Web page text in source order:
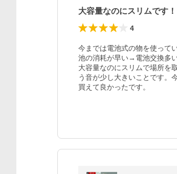
大容量なのにスリムです！
4
今までは電池式の物を使って
池の消耗が早い→電池交換多
大容量なのにスリムで場所を
う音が少し大きいことです。
買えて良かったです。